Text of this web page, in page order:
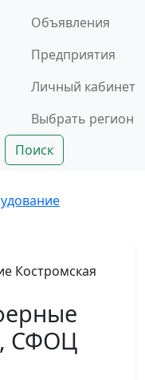
Объявления
Предприятия
Личный кабинет
Выбрать регион
Поиск
Костромская
СФОЦ